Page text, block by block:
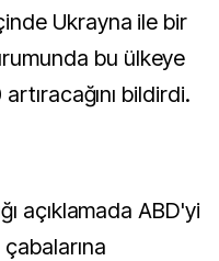
Ukrayna ile bir
bu ülkeye
bildirdi.
açıklamada ABD'yi